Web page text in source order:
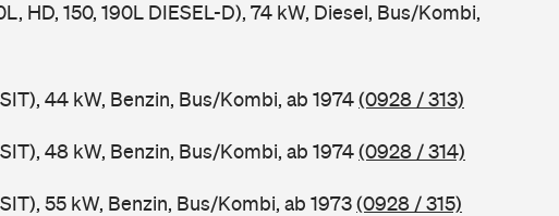
HD, 150, 190L DIESEL-D), 74 kW, Diesel, Bus/Kombi,
44 kW, Benzin, Bus/Kombi, ab 1974(0928 / 313)
48 kW, Benzin, Bus/Kombi, ab 1974(0928 / 314)
55 kW, Benzin, Bus/Kombi, ab 1973(0928 / 315)